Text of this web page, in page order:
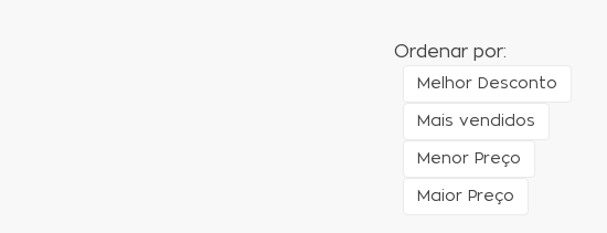
Ordenar por:
Melhor Desconto
Mais vendidos
Menor Preço
Maior Preço